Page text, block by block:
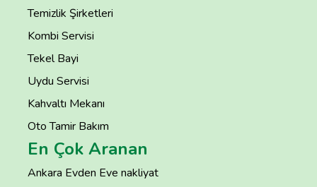
Temizlik Şirketleri
Kombi Servisi
Tekel Bayi
Uydu Servisi
Kahvaltı Mekanı
Oto Tamir Bakım
En Çok Aranan
Ankara Evden Eve nakliyat